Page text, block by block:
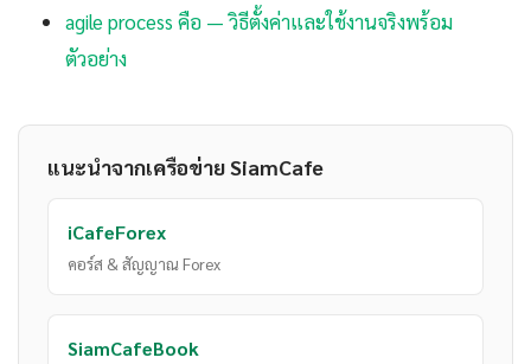
agile process คือ — วิธีตั้งค่าและใช้งานจริงพร้อม
ตัวอย่าง
แนะนำจากเครือข่าย SiamCafe
iCafeForex
คอร์ส & สัญญาณ Forex
SiamCafeBook